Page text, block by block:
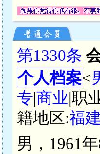
第1330条
个人档案<
专|商业|职
籍地区:福
男，1961